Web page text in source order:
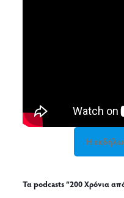
Η
Τα podcasts “200 Χρόνια